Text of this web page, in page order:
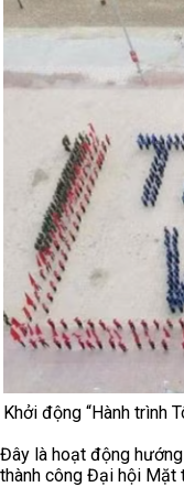
Khởi động “Hành trình
Đây là hoạt động
thành công Đại hội Mặt